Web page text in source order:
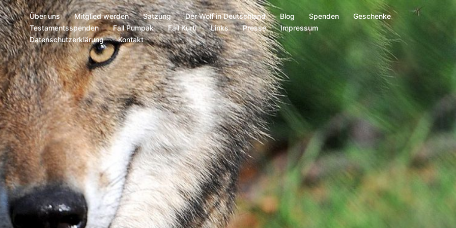
Über uns Mitglied werden Satzung Der Wolf in Deutschland Blog Spenden
Geschenke
Testamentsspenden
Fall Pumpak Fall Kurti Links Presse
Impressum
Datenschutzerklärung
Kontakt